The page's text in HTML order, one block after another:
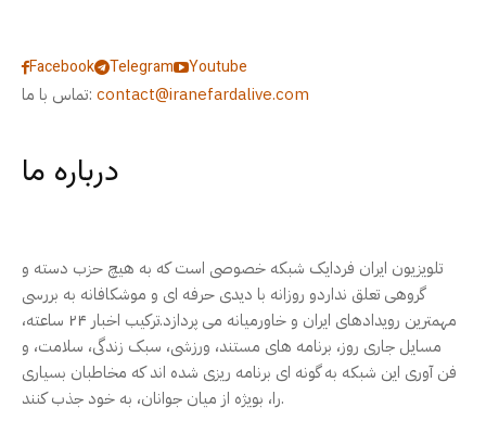
Facebook Telegram
Youtube
تماس با ما: contact@iranefardalive.com
درباره ما
تلویزیون ایران فردایک شبکه خصوصی است که به هیچ حزب دسته و
گروهی تعلق نداردو روزانه با دیدی حرفه ای و موشکافانه به بررسی
مهمترین رویدادهای ایران و خاورمیانه می پردازد.ترکیب اخبار ۲۴ ساعته،
مسایل جاری روز، برنامه های مستند، ورزشی، سبک زندگی، سلامت، و
فن آوری این شبکه به گونه ای برنامه ریزی شده اند که مخاطبان بسیاری
را، بویژه از میان جوانان، به خود جذب کنند.